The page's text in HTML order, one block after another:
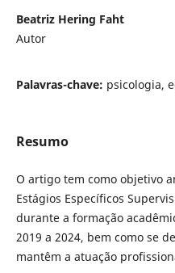
Beatriz Hering Faht
Autor
Palavras-chave: psicologia,
Resumo
O artigo tem como objetivo
Estágios Específicos
durante a formação
2019 a 2024, bem como se
mantêm a atuação